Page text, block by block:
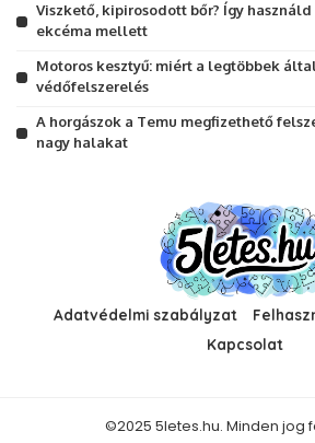
Viszkető, kipirosodott bőr? Így
ekcéma mellett
Motoros kesztyű: miért a legtöbbek
védőfelszerelés
A horgászok a Temu megfizethető
nagy halakat
Adatvédelmi szabályzat
Kapcsolat
©2025 5letes.hu. Minden jog